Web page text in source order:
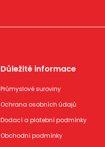
Důležité informace
Průmyslové suroviny
Ochrana osobních údajů
Dodací a platební podmínky
Obchodní podmínky